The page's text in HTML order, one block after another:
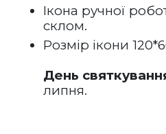
Ікона ручної
склом.
Розмір ікони
День
липня.